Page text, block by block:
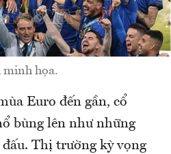
minh họa.
Euro đến gần, cổ
bùng lên như những
Thị trường kỳ vọng